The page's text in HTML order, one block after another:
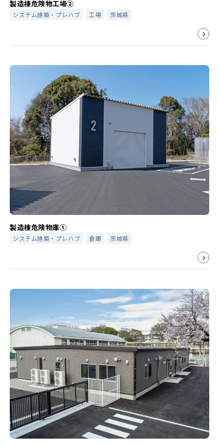
製造棟危険物工場②
システム建築・プレハブ 工場 茨城県
製造棟危険物庫①
システム建築・プレハブ 倉庫 茨城県